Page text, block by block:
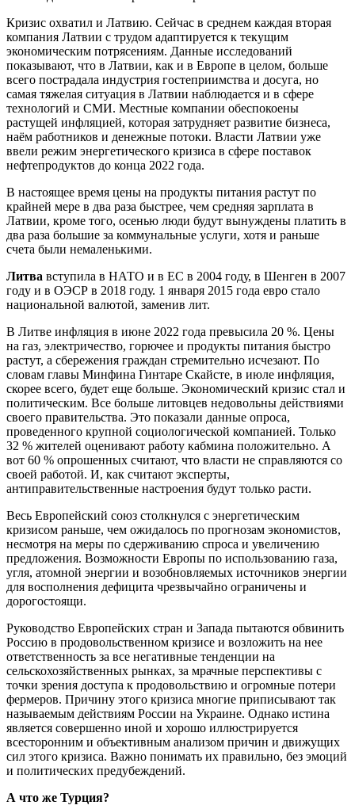
Кризис охватил и Латвию. Сейчас в среднем каждая вторая
компания Латвии с трудом адаптируется к текущим
экономическим потрясениям. Данные исследований
показывают, что в Латвии, как и в Европе в целом, больше
всего пострадала индустрия гостеприимства и досуга, но
самая тяжелая ситуация в Латвии наблюдается и в сфере
технологий и СМИ. Местные компании обеспокоены
растущей инфляцией, которая затрудняет развитие бизнеса,
наём работников и денежные потоки. Власти Латвии уже
ввели режим энергетического кризиса в сфере поставок
нефтепродуктов до конца 2022 года.
В настоящее время цены на продукты питания растут по
крайней мере в два раза быстрее, чем средняя зарплата в
Латвии, кроме того, осенью люди будут вынуждены платить в
два раза большие за коммунальные услуги, хотя и раньше
счета были немаленькими.
Литва вступила в НАТО и в ЕС в 2004 году, в Шенген в 2007
году и в ОЭСР в 2018 году. 1 января 2015 года евро стало
национальной валютой, заменив лит.
В Литве инфляция в июне 2022 года превысила 20 %. Цены
на газ, электричество, горючее и продукты питания быстро
растут, а сбережения граждан стремительно исчезают. По
словам главы Минфина Гинтаре Скайсте, в июле инфляция,
скорее всего, будет еще больше. Экономический кризис стал и
политическим. Все больше литовцев недовольны действиями
своего правительства. Это показали данные опроса,
проведенного крупной социологической компанией. Только
32 % жителей оценивают работу кабмина положительно. А
вот 60 % опрошенных считают, что власти не справляются со
своей работой. И, как считают эксперты,
антиправительственные настроения будут только расти.
Весь Европейский союз столкнулся с энергетическим
кризисом раньше, чем ожидалось по прогнозам экономистов,
несмотря на меры по сдерживанию спроса и увеличению
предложения. Возможности Европы по использованию газа,
угля, атомной энергии и возобновляемых источников энергии
для восполнения дефицита чрезвычайно ограничены и
дорогостоящи.
Руководство Европейских стран и Запада пытаются обвинить
Россию в продовольственном кризисе и возложить на нее
ответственность за все негативные тенденции на
сельскохозяйственных рынках, за мрачные перспективы с
точки зрения доступа к продовольствию и огромные потери
фермеров. Причину этого кризиса многие приписывают так
называемым действиям России на Украине. Однако истина
является совершенно иной и хорошо иллюстрируется
всесторонним и объективным анализом причин и движущих
сил этого кризиса. Важно понимать их правильно, без эмоций
и политических предубеждений.
А что же Турция?